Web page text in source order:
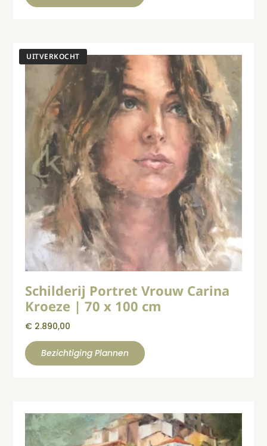
Schilderij Portret Vrouw Carina
Kroeze | 70 x 100 cm
€ 2.890,00
Bezichtiging Plannen